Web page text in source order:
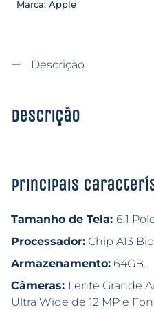
Marca: Apple
Descrição
Descrição
Principais
Tamanho de Tela: 6,1
Processador: Chip A13
Armazenamento: 64GB.
Câmeras: Lente Grande
Ultra Wide de 12 MP e